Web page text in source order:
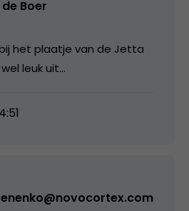
Boer
het plaatje van de Jetta
leuk uit…